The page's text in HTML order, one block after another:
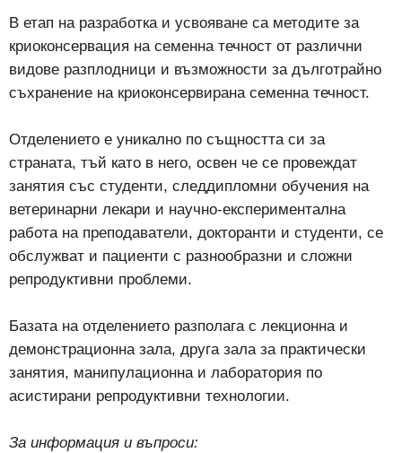
В етап на разработка и усвояване са методите за
криоконсервация на семенна течност от различни
видове разплодници и възможности за дълготрайно
съхранение на криоконсервирана семенна течност.
Отделението е уникално по същността си за
страната, тъй като в него, освен че се провеждат
занятия със студенти, следдипломни обучения на
ветеринарни лекари и научно-експериментална
работа на преподаватели, докторанти и студенти, се
обслужват и пациенти с разнообразни и сложни
репродуктивни проблеми.
Базата на отделението разполага с лекционна и
демонстрационна зала, друга зала за практически
занятия, манипулационна и лаборатория по
асистирани репродуктивни технологии.
За информация и въпроси: